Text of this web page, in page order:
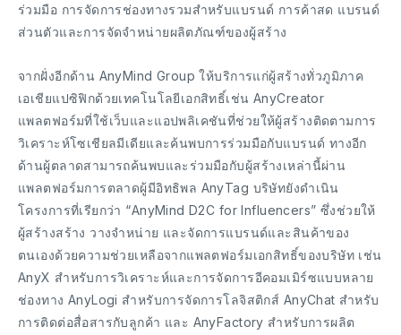
ร่วมมือ การจัดการช่องทางรวมสำหรับแบรนด์ การค้าสด แบรนด์
ส่วนตัวและการจัดจำหน่ายผลิตภัณฑ์ของผู้สร้าง
จากฝั่งอีกด้าน AnyMind Group ให้บริการแก่ผู้สร้างทั่วภูมิภาค
เอเชียแปซิฟิกด้วยเทคโนโลยีเอกสิทธิ์เช่น AnyCreator
แพลตฟอร์มที่ใช้เว็บและแอปพลิเคชันที่ช่วยให้ผู้สร้างติดตามการ
วิเคราะห์โซเชียลมีเดียและค้นพบการร่วมมือกับแบรนด์ ทางอีก
ด้านผู้ตลาดสามารถค้นพบและร่วมมือกับผู้สร้างเหล่านี้ผ่าน
แพลตฟอร์มการตลาดผู้มีอิทธิพล AnyTag บริษัทยังดำเนิน
โครงการที่เรียกว่า “AnyMind D2C for Influencers” ซึ่งช่วยให้
ผู้สร้างสร้าง วางจำหน่าย และจัดการแบรนด์และสินค้าของ
ตนเองด้วยความช่วยเหลือจากแพลตฟอร์มเอกสิทธิ์ของบริษัท เช่น
AnyX สำหรับการวิเคราะห์และการจัดการอีคอมเมิร์ซแบบหลาย
ช่องทาง AnyLogi สำหรับการจัดการโลจิสติกส์ AnyChat สำหรับ
การติดต่อสื่อสารกับลูกค้า และ AnyFactory สำหรับการผลิต